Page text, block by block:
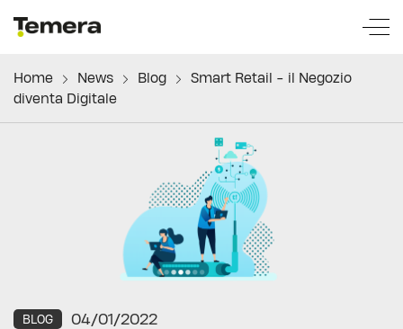
temera
Home News Blog
Smart Retail - il Negozio
diventa Digitale
BLOG 04/01/2022